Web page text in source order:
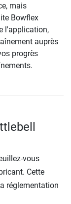
mais
Bowflex
l'application,
auprès
progrès
vous
Cette
réglementation